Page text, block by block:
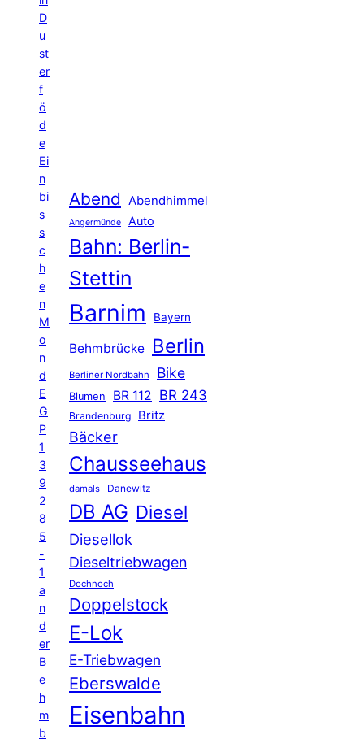
D
u
st
er
f
ö
d
e
Ei
n
bi
s
s
c
h
e
n
M
o
n
d
E
G
P
1
3
9
2
8
5
-
1
a
n
d
er
B
e
h
m
b
Abend Abendhimmel
Angermünde Auto
Bahn: Berlin-
Stettin
Barnim Bayern
Behmbrücke Berlin
Berliner Nordbahn Bike
Blumen BR 112 BR 243
Brandenburg Britz
Bäcker
Chausseehaus
damals Danewitz
DB AG Diesel
Diesellok
Dieseltriebwagen
Dochnoch
Doppelstock
E-Lok
E-Triebwagen
Eberswalde
Eisenbahn